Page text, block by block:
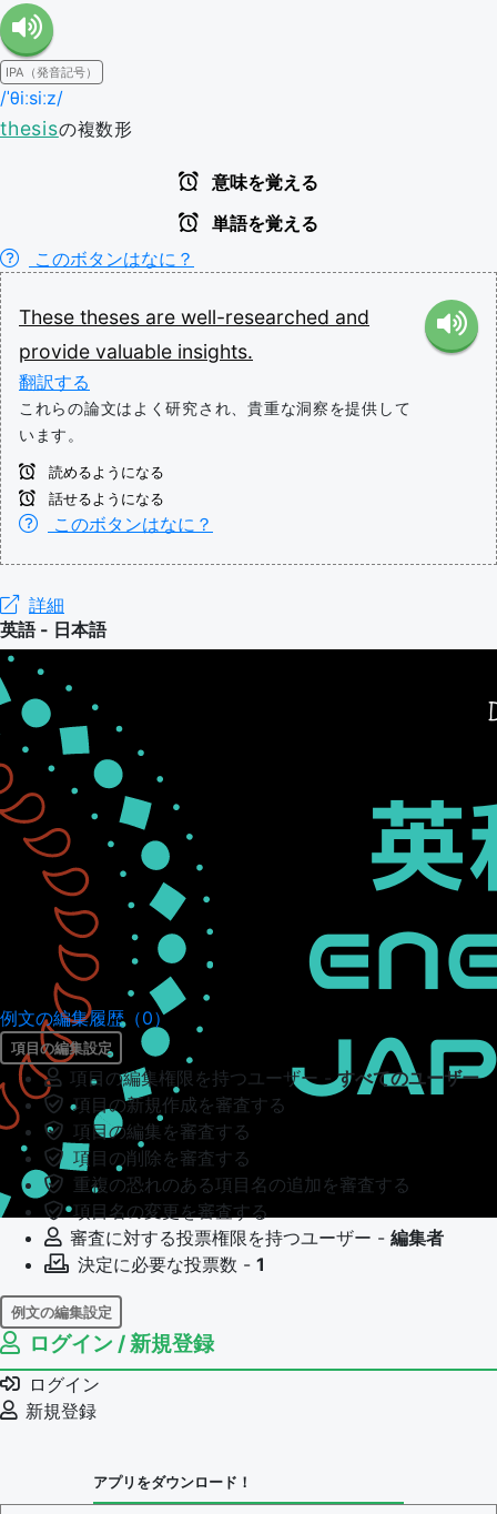
IPA（発音記号）
/ˈθiːsiːz/
thesisの複数形
意味を覚える
単語を覚える
このボタンはなに？
These theses are well-researched and
provide valuable insights.
翻訳する
これらの論文はよく研究され、貴重な洞察を提供して
います。
読めるようになる
話せるようになる
このボタンはなに？
詳細
英語 - 日本語
例文の編集履歴（0）
項目の編集設定
項目の編集権限を持つユーザー -すべてのユーザー
項目の新規作成を審査する
項目の編集を審査する
項目の削除を審査する
重複の恐れのある項目名の追加を審査する
項目名の変更を審査する
審査に対する投票権限を持つユーザー - 編集者
決定に必要な投票数 - 1
例文の編集設定
例文の編集権限を持つユーザー -
例文の編集を審査する
例文の削除を審査する
審査に対する投票権限を持つユーザー -
ログイン / 新規登録
ログイン
新規登録
アプリをダウンロード！